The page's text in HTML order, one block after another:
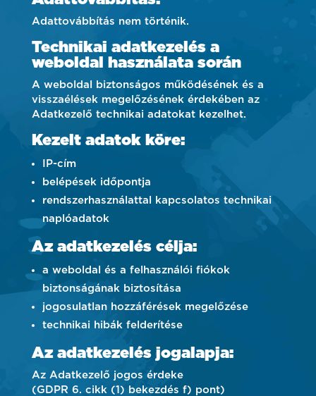
Adattovábbítás nem történik.
Technikai adatkezelés a
weboldal használata során
A weboldal biztonságos működésének és a
visszaélések megelőzésének érdekében az
Adatkezelő technikai adatokat kezelhet.
Kezelt adatok köre:
IP-cím
belépések időpontja
rendszerhasználattal kapcsolatos technikai
naplóadatok
Az adatkezelés célja:
a weboldal és a felhasználói fiókok
biztonságának biztosítása
jogosulatlan hozzáférések megelőzése
technikai hibák felderítése
Az adatkezelés jogalapja:
Az Adatkezelő jogos érdeke
(GDPR 6. cikk (1) bekezdés f) pont)